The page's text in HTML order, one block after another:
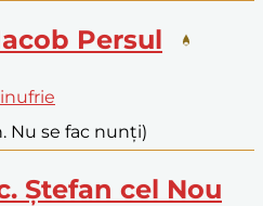
Persul
Nu se fac nunți)
Ștefan cel Nou